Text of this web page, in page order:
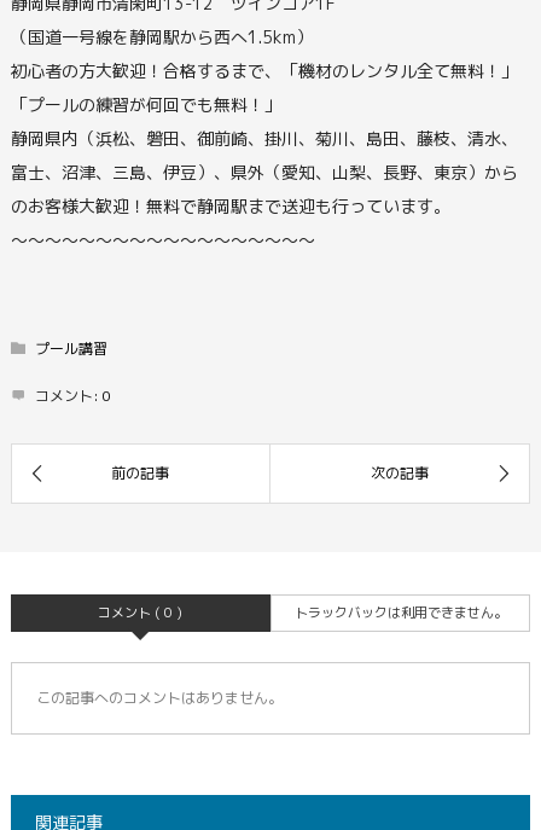
（国道一号線を静岡駅から西へ1.5km）
初心者の方大歓迎！合格するまで、「機材のレンタル全て無料！」
「プールの練習が何回でも無料！」
静岡県内（浜松、磐田、御前崎、掛川、菊川、島田、藤枝、清水、
富士、沼津、三島、伊豆）、県外（愛知、山梨、長野、東京）から
のお客様大歓迎！無料で静岡駅まで送迎も行っています。
〜〜〜〜〜〜〜〜〜〜〜〜〜〜〜〜〜〜
プール講習
コメント: 0
コメント ( 0 ) トラックバックは利用できません。
この記事へのコメントはありません。
関連記事